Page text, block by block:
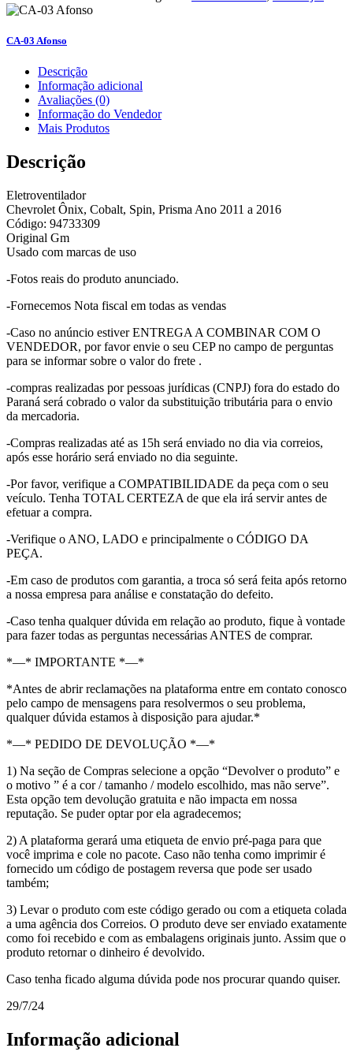
CA-03 Afonso
Descrição
Informação adicional
Avaliações (0)
Informação do Vendedor
Mais Produtos
Descrição
Eletroventilador
Chevrolet Ônix, Cobalt, Spin, Prisma Ano 2011 a 2016
Código: 94733309
Original Gm
Usado com marcas de uso
-Fotos reais do produto anunciado.
-Fornecemos Nota fiscal em todas as vendas
-Caso no anúncio estiver ENTREGA A COMBINAR COM O
VENDEDOR, por favor envie o seu CEP no campo de perguntas
para se informar sobre o valor do frete .
-compras realizadas por pessoas jurídicas (CNPJ) fora do estado do
Paraná será cobrado o valor da substituição tributária para o envio
da mercadoria.
-Compras realizadas até as 15h será enviado no dia via correios,
após esse horário será enviado no dia seguinte.
-Por favor, verifique a COMPATIBILIDADE da peça com o seu
veículo. Tenha TOTAL CERTEZA de que ela irá servir antes de
efetuar a compra.
-Verifique o ANO, LADO e principalmente o CÓDIGO DA
PEÇA.
-Em caso de produtos com garantia, a troca só será feita após retorno
a nossa empresa para análise e constatação do defeito.
-Caso tenha qualquer dúvida em relação ao produto, fique à vontade
para fazer todas as perguntas necessárias ANTES de comprar.
*—* IMPORTANTE *—*
*Antes de abrir reclamações na plataforma entre em contato conosco
pelo campo de mensagens para resolvermos o seu problema,
qualquer dúvida estamos à disposição para ajudar.*
*—* PEDIDO DE DEVOLUÇÃO *—*
1) Na seção de Compras selecione a opção “Devolver o produto” e
o motivo ” é a cor / tamanho / modelo escolhido, mas não serve”.
Esta opção tem devolução gratuita e não impacta em nossa
reputação. Se puder optar por ela agradecemos;
2) A plataforma gerará uma etiqueta de envio pré-paga para que
você imprima e cole no pacote. Caso não tenha como imprimir é
fornecido um código de postagem reversa que pode ser usado
também;
3) Levar o produto com este código gerado ou com a etiqueta colada
a uma agência dos Correios. O produto deve ser enviado exatamente
como foi recebido e com as embalagens originais junto. Assim que o
produto retornar o dinheiro é devolvido.
Caso tenha ficado alguma dúvida pode nos procurar quando quiser.
29/7/24
Informação adicional